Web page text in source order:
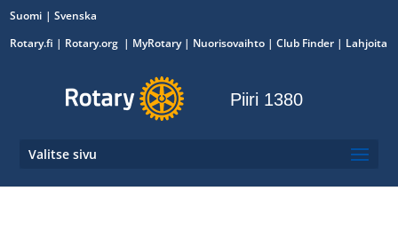
Suomi
Svenska
Rotary.fi | Rotary.org | MyRotary| Nuorisovaihto | Club Finder | Lahjoita
Piiri 1380
Valitse sivu